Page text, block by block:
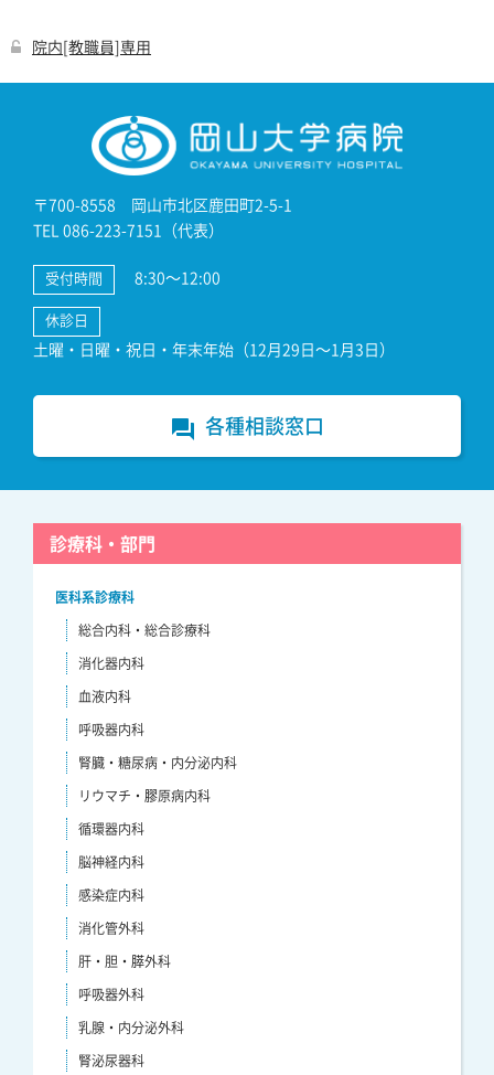
院内[教職員]専用
〒700-8558 岡山市北区鹿田町2-5-1
TEL 086-223-7151（代表）
受付時間 8:30～12:00
休診日
土曜・日曜・祝日・年末年始（12月29日～1月3日）
forum 各種相談窓口
診療科・部門
医科系診療科
総合内科・総合診療科
消化器内科
血液内科
呼吸器内科
腎臓・糖尿病・内分泌内科
リウマチ・膠原病内科
循環器内科
脳神経内科
感染症内科
消化管外科
肝・胆・膵外科
呼吸器外科
乳腺・内分泌外科
腎泌尿器科